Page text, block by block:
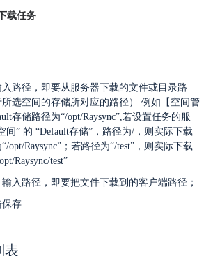
载任务
路径，即要从服务器下载的文件或目录路
选空间的存储所对应的路径） 例如【空间管
存储路径为“/opt/Raysync”,若设置任务的服
间” 的 “Default存储”，路径为/，则实际下载
opt/Raysync”；若路径为“/test”，则实际下载
Raysync/test”
入路径，即要把文件下载到的客户端路径；
保存
表